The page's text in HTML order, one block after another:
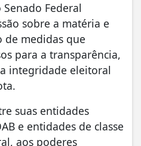
Senado Federal
sobre a matéria e
de medidas que
para a transparência,
integridade eleitoral
suas entidades
e entidades de classe
aos poderes